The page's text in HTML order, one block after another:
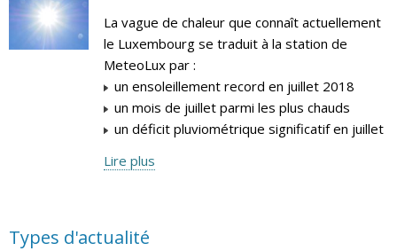
La vague de chaleur que connaît actuellement
le Luxembourg se traduit à la station de
MeteoLux par :
un ensoleillement record en juillet 2018
un mois de juillet parmi les plus chauds
un déficit pluviométrique significatif en juillet
Lire plus
Types d'actualité